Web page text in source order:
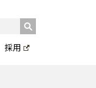
採用